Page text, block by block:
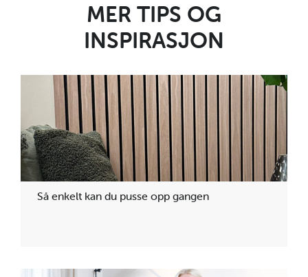
MER TIPS OG
INSPIRASJON
Så enkelt kan du pusse opp gangen